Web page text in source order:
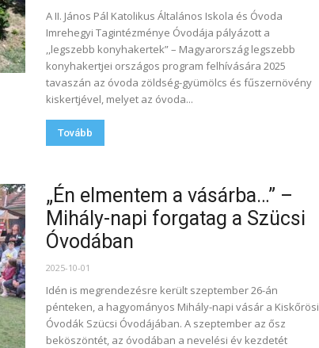
A II. János Pál Katolikus Általános Iskola és Óvoda
Imrehegyi Tagintézménye Óvodája pályázott a
,,legszebb konyhakertek” – Magyarország legszebb
konyhakertjei országos program felhívására 2025
tavaszán az óvoda zöldség-gyümölcs és fűszernövény
kiskertjével, melyet az óvoda...
Tovább
„Én elmentem a vásárba…” –
Mihály-napi forgatag a Szücsi
Óvodában
2025-10-01
Idén is megrendezésre került szeptember 26-án
pénteken, a hagyományos Mihály-napi vásár a Kiskőrösi
Óvodák Szücsi Óvodájában. A szeptember az ősz
beköszöntét, az óvodában a nevelési év kezdetét